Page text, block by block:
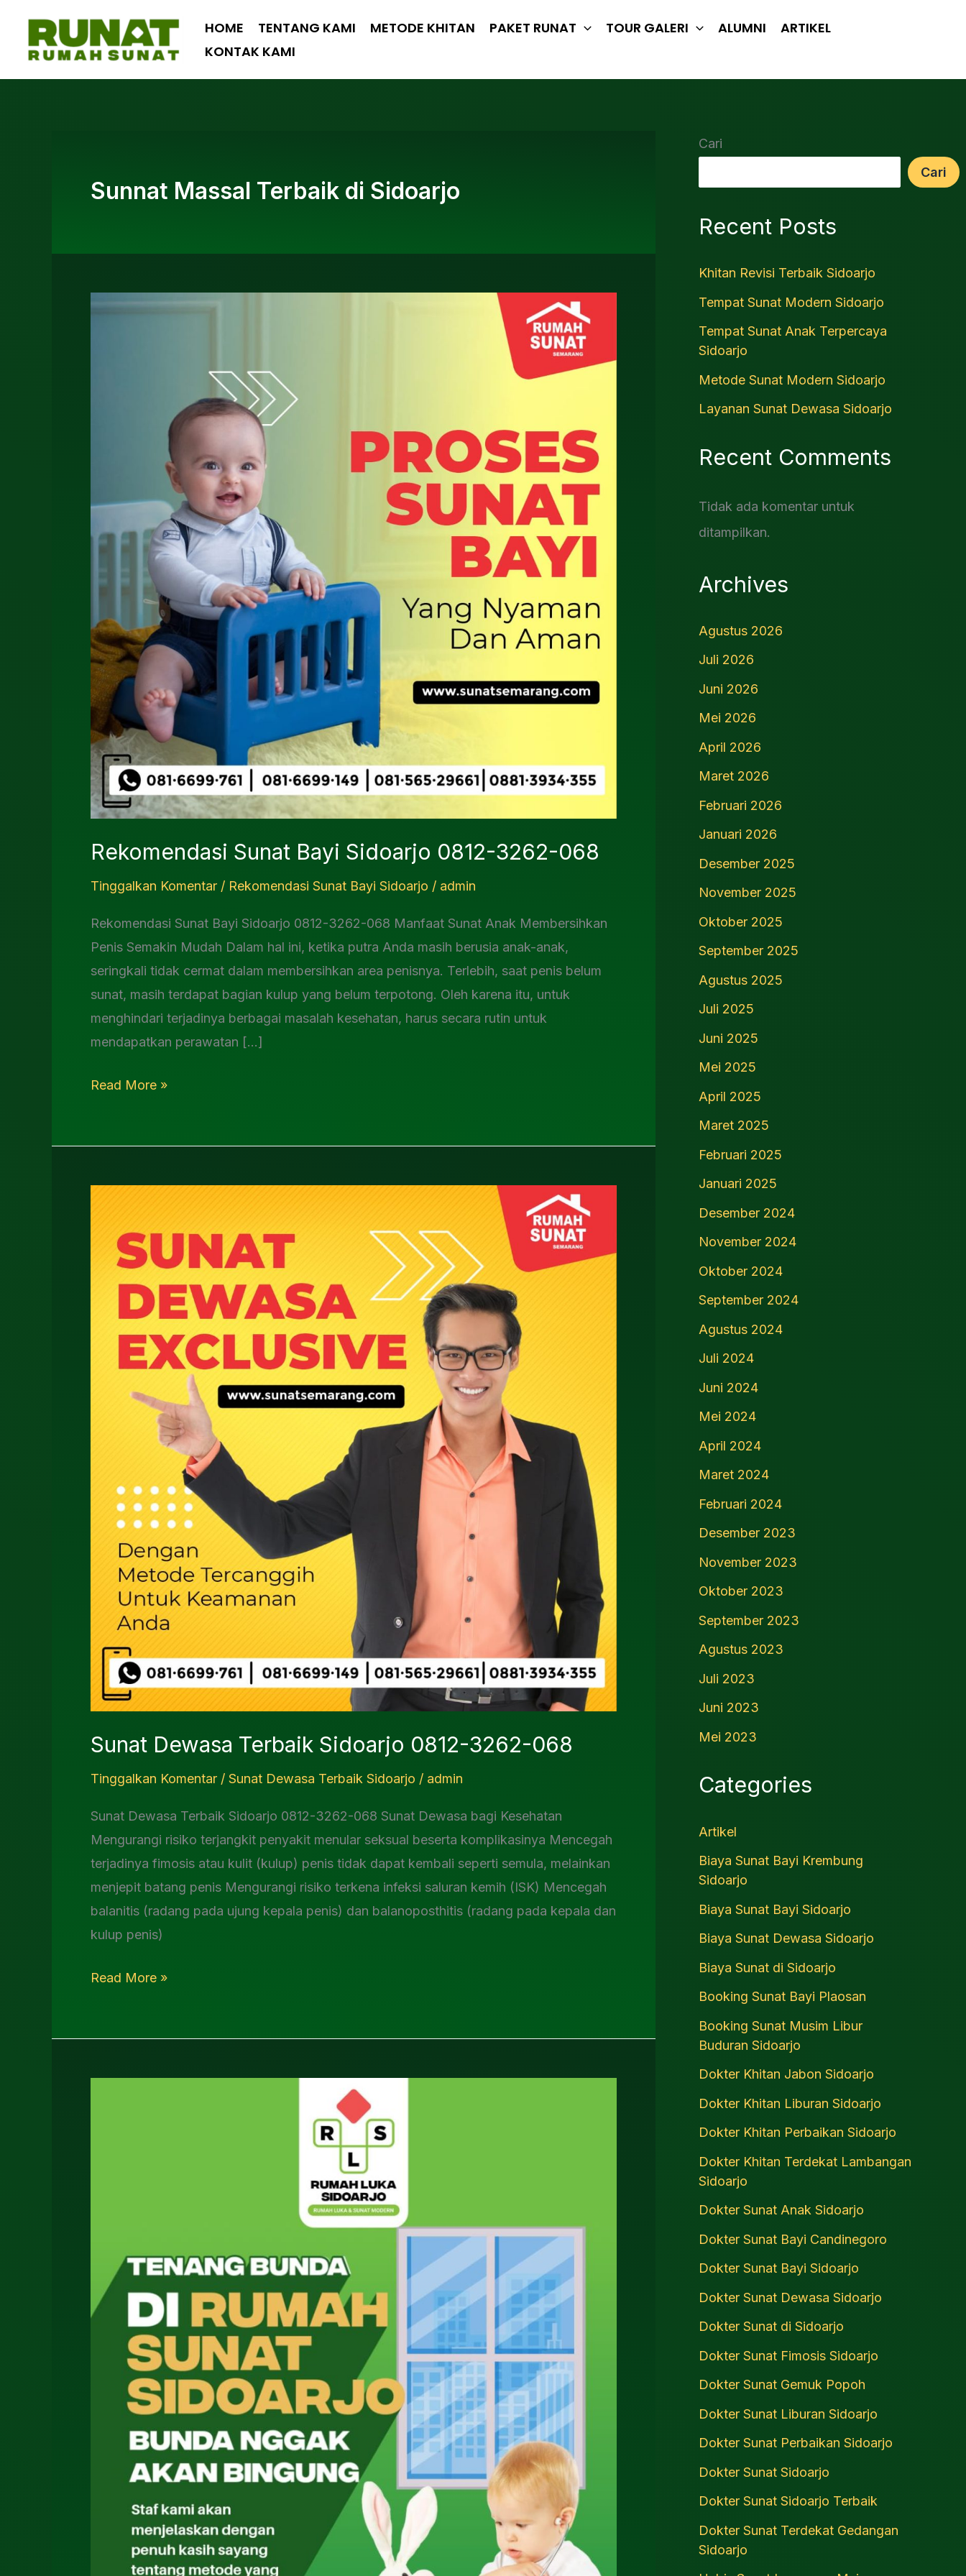
konten
HOME TENTANG KAMI METODE KHITAN PAKET RUNAT TOUR GALERI ALUMNI
ARTIKEL
KONTAK KAMI
Sunnat Massal Terbaik di Sidoarjo
Rekomendasi Sunat Bayi Sidoarjo 0812-3262-068
Tinggalkan Komentar / Rekomendasi Sunat Bayi Sidoarjo / admin
Rekomendasi Sunat Bayi Sidoarjo 0812-3262-068 Manfaat Sunat Anak Membersihkan
Penis Semakin Mudah Dalam hal ini, ketika putra Anda masih berusia anak-anak,
seringkali tidak cermat dalam membersihkan area penisnya. Terlebih, saat penis belum
sunat, masih terdapat bagian kulup yang belum terpotong. Oleh karena itu, untuk
menghindari terjadinya berbagai masalah kesehatan, harus secara rutin untuk
mendapatkan perawatan […]
Rekomendasi
Read More »
Sunat Dewasa Terbaik Sidoarjo 0812-3262-068
Tinggalkan Komentar / Sunat Dewasa Terbaik Sidoarjo / admin
Sunat Dewasa Terbaik Sidoarjo 0812-3262-068 Sunat Dewasa bagi Kesehatan
Mengurangi risiko terjangkit penyakit menular seksual beserta komplikasinya Mencegah
terjadinya fimosis atau kulit (kulup) penis tidak dapat kembali seperti semula, melainkan
menjepit batang penis Mengurangi risiko terkena infeksi saluran kemih (ISK) Mencegah
balanitis (radang pada ujung kepala penis) dan balanoposthitis (radang pada kepala dan
kulup penis)
Terbaik
Sidoarjo
3262-
Read More »
Cari
Cari
Recent Posts
Khitan Revisi Terbaik Sidoarjo
Tempat Sunat Modern Sidoarjo
Tempat Sunat Anak Terpercaya
Sidoarjo
Metode Sunat Modern Sidoarjo
Layanan Sunat Dewasa Sidoarjo
Recent Comments
Tidak ada komentar untuk
ditampilkan.
Archives
Agustus 2026
Juli 2026
Juni 2026
Mei 2026
April 2026
Maret 2026
Februari 2026
Januari 2026
Desember 2025
November 2025
Oktober 2025
September 2025
Agustus 2025
Juli 2025
Juni 2025
Mei 2025
April 2025
Maret 2025
Februari 2025
Januari 2025
Desember 2024
November 2024
Oktober 2024
September 2024
Agustus 2024
Juli 2024
Juni 2024
Mei 2024
April 2024
Maret 2024
Februari 2024
Desember 2023
November 2023
Oktober 2023
September 2023
Agustus 2023
Juli 2023
Juni 2023
Mei 2023
Categories
Artikel
Biaya Sunat Bayi Krembung
Sidoarjo
Biaya Sunat Bayi Sidoarjo
Biaya Sunat Dewasa Sidoarjo
Biaya Sunat di Sidoarjo
Booking Sunat Bayi Plaosan
Booking Sunat Musim Libur
Buduran Sidoarjo
Dokter Khitan Jabon Sidoarjo
Dokter Khitan Liburan Sidoarjo
Dokter Khitan Perbaikan Sidoarjo
Dokter Khitan Terdekat Lambangan
Sidoarjo
Dokter Sunat Anak Sidoarjo
Dokter Sunat Bayi Candinegoro
Dokter Sunat Bayi Sidoarjo
Dokter Sunat Dewasa Sidoarjo
Dokter Sunat di Sidoarjo
Dokter Sunat Fimosis Sidoarjo
Dokter Sunat Gemuk Popoh
Dokter Sunat Liburan Sidoarjo
Dokter Sunat Perbaikan Sidoarjo
Dokter Sunat Sidoarjo
Dokter Sunat Sidoarjo Terbaik
Dokter Sunat Terdekat Gedangan
Sidoarjo